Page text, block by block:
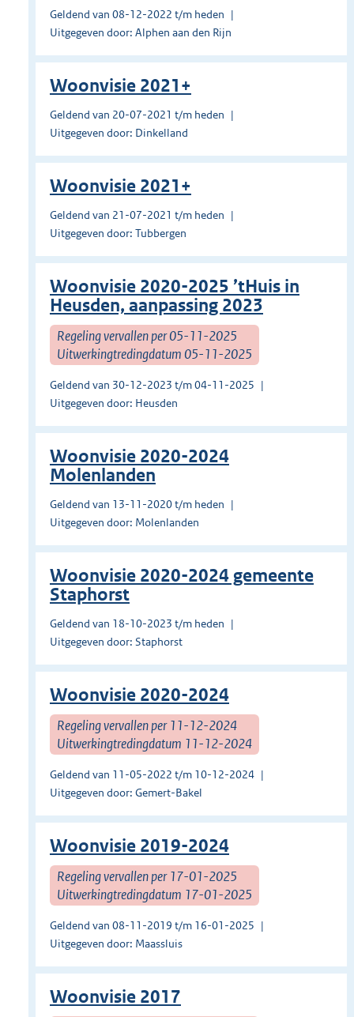
Geldend van 08-12-2022 t/m heden
Uitgegeven door: Alphen aan den Rijn
Woonvisie 2021+
Geldend van 20-07-2021 t/m heden
Uitgegeven door: Dinkelland
Woonvisie 2021+
Geldend van 21-07-2021 t/m heden
Uitgegeven door: Tubbergen
Woonvisie 2020-2025 ’tHuis in
Heusden, aanpassing 2023
Regeling vervallen per 05-11-2025
Uitwerkingtredingdatum 05-11-2025
Geldend van 30-12-2023 t/m 04-11-2025
Uitgegeven door: Heusden
Woonvisie 2020-2024
Molenlanden
Geldend van 13-11-2020 t/m heden
Uitgegeven door: Molenlanden
Woonvisie 2020-2024 gemeente
Staphorst
Geldend van 18-10-2023 t/m heden
Uitgegeven door: Staphorst
Woonvisie 2020-2024
Regeling vervallen per 11-12-2024
Uitwerkingtredingdatum 11-12-2024
Geldend van 11-05-2022 t/m 10-12-2024
Uitgegeven door: Gemert-Bakel
Woonvisie 2019-2024
Regeling vervallen per 17-01-2025
Uitwerkingtredingdatum 17-01-2025
Geldend van 08-11-2019 t/m 16-01-2025
Uitgegeven door: Maassluis
Woonvisie 2017